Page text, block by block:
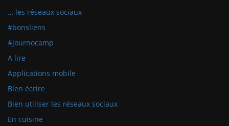
… les réseaux sociaux
#bonsliens
#journocamp
A lire
Applications mobile
Bien écrire
Bien utiliser les réseaux sociaux
En cuisine